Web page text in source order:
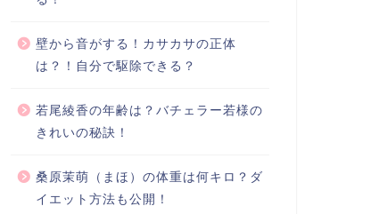
壁から音がする！カサカサの正体
は？！自分で駆除できる？
若尾綾香の年齢は？バチェラー若様の
きれいの秘訣！
桑原茉萌（まほ）の体重は何キロ？ダ
イエット方法も公開！